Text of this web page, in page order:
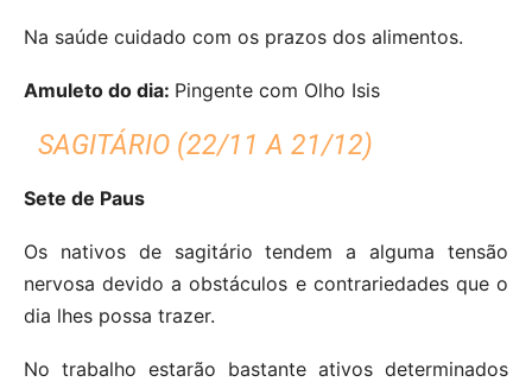
Na saúde cuidado com os prazos dos alimentos.
Amuleto do dia: Pingente com Olho Isis
SAGITÁRIO (22/11 A 21/12)
Sete de Paus
Os nativos de sagitário tendem a alguma tensão
nervosa devido a obstáculos e contrariedades que o
dia lhes possa trazer.
No trabalho estarão bastante ativos determinados